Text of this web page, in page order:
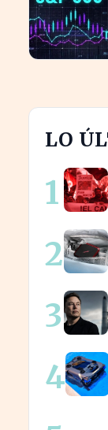
LO
1
2
3
4